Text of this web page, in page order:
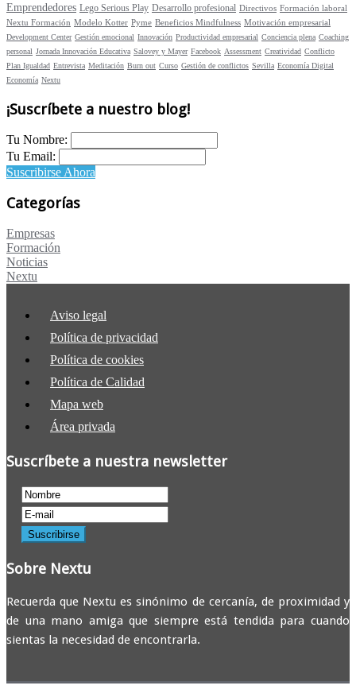
Emprendedores Lego Serious Play Desarrollo profesional Directivos Formación laboral
Nextu Formación Modelo Kotter Pyme Beneficios Mindfulness Motivación empresarial
Development Center Gestión emocional Innovación Productividad empresarial Conciencia plena Coaching
personal Jornada Innovación Educativa Salovey y Mayer Facebook Assessment Creatividad Conflicto
Plan Igualdad Entrevista Meditación Burn out Curso Gestión de conflictos Sevilla Economía Digital
Economía Nextu
¡Suscríbete a nuestro blog!
Tu Nombre:
Tu Email:
Suscribirse Ahora
Categorías
Empresas
Formación
Noticias
Nextu
Aviso legal
Política de privacidad
Política de cookies
Política de Calidad
Mapa web
Área privada
Suscríbete a nuestra newsletter
Sobre Nextu
Recuerda que Nextu es sinónimo de cercanía, de proximidad y
de una mano amiga que siempre está tendida para cuando
sientas la necesidad de encontrarla.